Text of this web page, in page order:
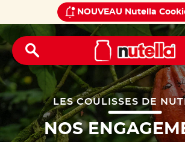
NOUVEAU Nutella
Home Les coulisses de Nutella
LES COULISSES DE
NOS